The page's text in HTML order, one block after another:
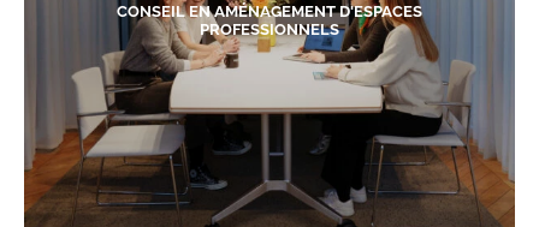
CONSEIL EN AMÉNAGEMENT D'ESPACES
PROFESSIONNELS